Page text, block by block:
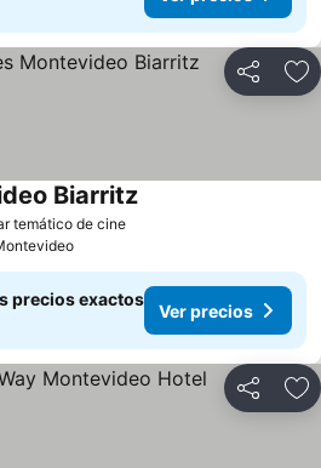
Compartir
temático de cineVer precios
BiarritzVer precios
precios exactos
Ver precios
Compartir